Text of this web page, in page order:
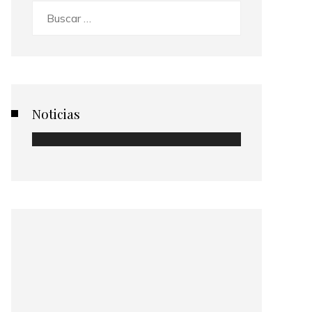
Noticias